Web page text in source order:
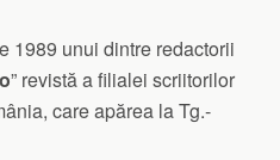
1989 unui dintre redactorii
” revistă a filialei scriitorilor
care apărea la Tg.-